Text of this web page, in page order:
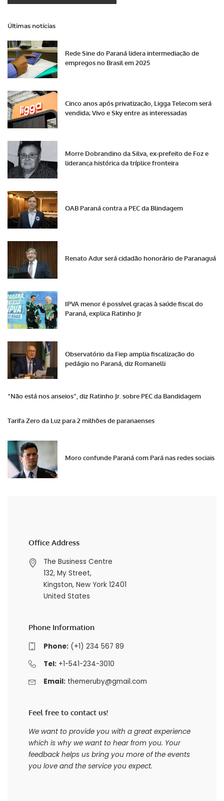
Últimas notícias
Rede Sine do Paraná lidera intermediação de
empregos no Brasil em 2025
Cinco anos após privatização, Ligga Telecom será
vendida; Vivo e Sky entre as interessadas
Morre Dobrandino da Silva, ex-prefeito de Foz e
liderança histórica da tríplice fronteira
OAB Paraná contra a PEC da Blindagem
Renato Adur será cidadão honorário de Paranaguá
IPVA menor é possível graças à saúde fiscal do
Paraná, explica Ratinho Jr
Observatório da Fiep amplia fiscalização do
pedágio no Paraná, diz Romanelli
“Não está nos anseios”, diz Ratinho Jr. sobre PEC da Bandidagem
Tarifa Zero da Luz para 2 milhões de paranaenses
Moro confunde Paraná com Pará nas redes sociais
Office Address
The Business Centre
132, My Street,
Kingston, New York 12401
United States
Phone Information
Phone:(+1) 234 567 89
Tel:+1-541-234-3010
Email: themeruby@gmail.com
Feel free to contact us!
We want to provide you with a great experience
which is why we want to hear from you. Your
feedback helps us bring you more of the events
you love and the service you expect.